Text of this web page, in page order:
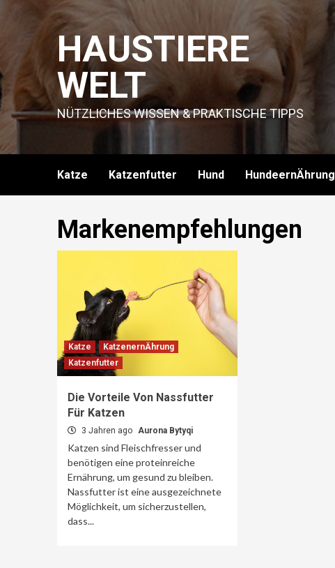
content
HAUSTIERE
WELT
NÜTZLICHES WISSEN & PRAKTISCHE TIPPS
Katze Katzenfutter Hund HundeernÄhrung
Markenempfehlungen
Katze
KatzenernÄhrung
Katzenfutter
Die Vorteile Von Nassfutter
Für Katzen
3 Jahren ago Aurona Bytyqi
Katzen sind Fleischfresser und
benötigen eine proteinreiche
Ernährung, um gesund zu bleiben.
Nassfutter ist eine ausgezeichnete
Möglichkeit, um sicherzustellen,
dass...